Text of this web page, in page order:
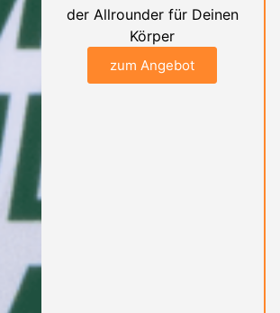
der Allrounder für Deinen
Körper
zum Angebot